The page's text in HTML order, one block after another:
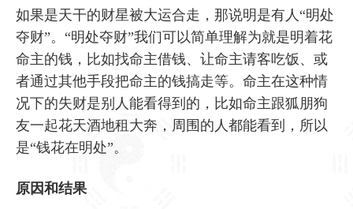
如果是天干的财星被大运合走，那说明是有人“明处
夺财”。“明处夺财”我们可以简单理解为就是明着花
命主的钱，比如找命主借钱、让命主请客吃饭、或
者通过其他手段把命主的钱搞走等。命主在这种情
况下的失财是别人能看得到的，比如命主跟狐朋狗
友一起花天酒地租大奔，周围的人都能看到，所以
是“钱花在明处”。
原因和结果